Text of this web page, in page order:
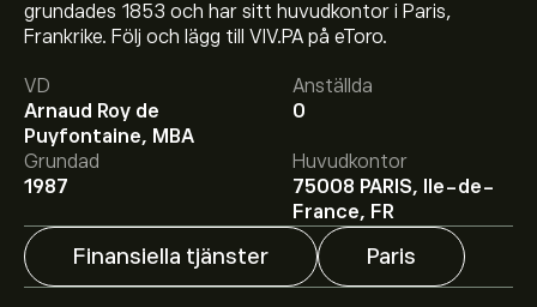
grundades 1853 och har sitt huvudkontor i Paris,
Frankrike. Följ och lägg till VIV.PA på eToro.
VD
Arnaud Roy de
Puyfontaine, MBA
Anställda
0
Grundad
1987
Huvudkontor
75008 PARIS, Ile-de-
France, FR
Finansiella tjänster Paris
Aktiekursen live för VIV.PA är 1.682‎€‎.
Det genomsnittliga kursmålet för Vivendi är 1.682‎€‎.
Registrera dighos eToro för att få detaljerade
prisprognoser och kursmål från framstående
aktieanalytiker.
Aktieanalytiker erbjuder prisprognoser för Vivendi
baserat på marknadstrender, finansiella rapporter och
förväntad tillväxt. Se den senaste prognosen för
framtida prisrörelser.
Börsvärdet för Vivendi är 1.62B‎€‎